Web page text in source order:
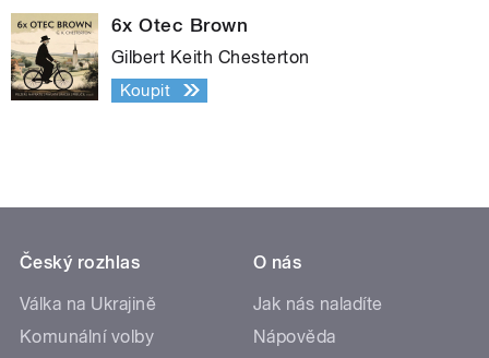
6x Otec Brown
Gilbert Keith Chesterton
Koupit
Český rozhlas
Válka na Ukrajině
Komunální volby
O nás
Jak nás naladíte
Nápověda